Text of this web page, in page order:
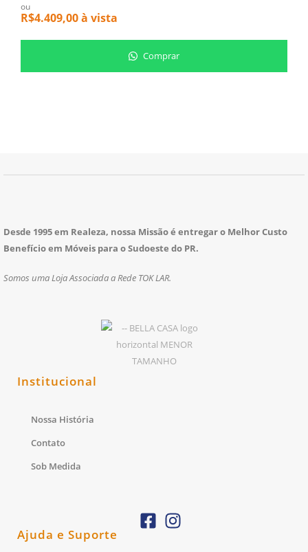
ou
R$4.409,00à vista
Comprar
Desde 1995 em Realeza, nossa Missão é entregar o Melhor Custo
Benefício em Móveis para o Sudoeste do PR.
Somos uma Loja Associada a Rede TOK LAR.
Institucional
Nossa História
Contato
Sob Medida
Ajuda e Suporte